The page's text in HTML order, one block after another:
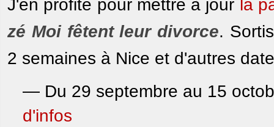
J'en profite pour mettre à jour la
zé Moi fêtent leur divorce.
2 semaines à Nice et d'autres
— Du 29 septembre au 15
d'infos